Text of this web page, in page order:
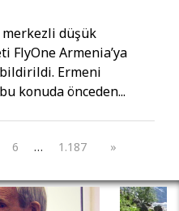
düşük
FlyOne Armenia’ya
bildirildi. Ermeni
konuda önceden...
6 … 1.187 »